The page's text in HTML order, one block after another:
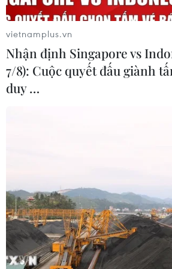
K-Vietnam” gắn với hậu duệ
Lý
07/08/2026 06:30
Liên kết "ba nhà": Động lực thúc
đổi mới sáng tạo và nâng cao chất
sinh học B5 và B10
07/08/2026 05:02
Cà Mau quảng bá thương hiệu, kết
vietnamplus.vn
Nhận định Singapore vs
7/8): Cuộc quyết đấu giành
duy …